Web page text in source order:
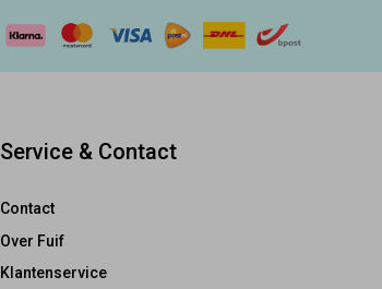
Service & Contact
Contact
Over Fuif
Klantenservice